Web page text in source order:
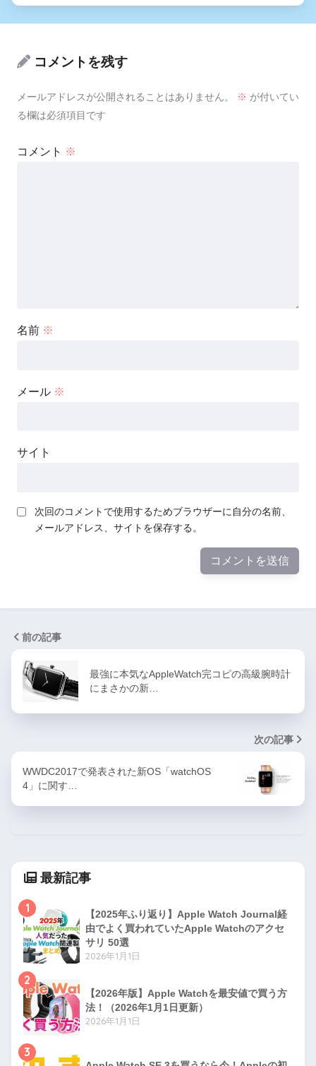
コメントを残す
メールアドレスが公開されることはありません。 ※ が付いてい
る欄は必須項目です
コメント ※
名前 ※
メール ※
サイト
次回のコメントで使用するためブラウザーに自分の名前、
メールアドレス、サイトを保存する。
前の記事
最強に本気なAppleWatch完コピの高級腕時計
にまさかの新…
次の記事
WWDC2017で発表された新OS「watchOS
4」に関す…
最新記事
1
【2025年ふり返り】Apple Watch Journal経
由でよく買われていたApple Watchのアクセ
サリ 50選
2026年1月1日
2
【2026年版】Apple Watchを最安値で買う方
法！（2026年1月1日更新）
2026年1月1日
3